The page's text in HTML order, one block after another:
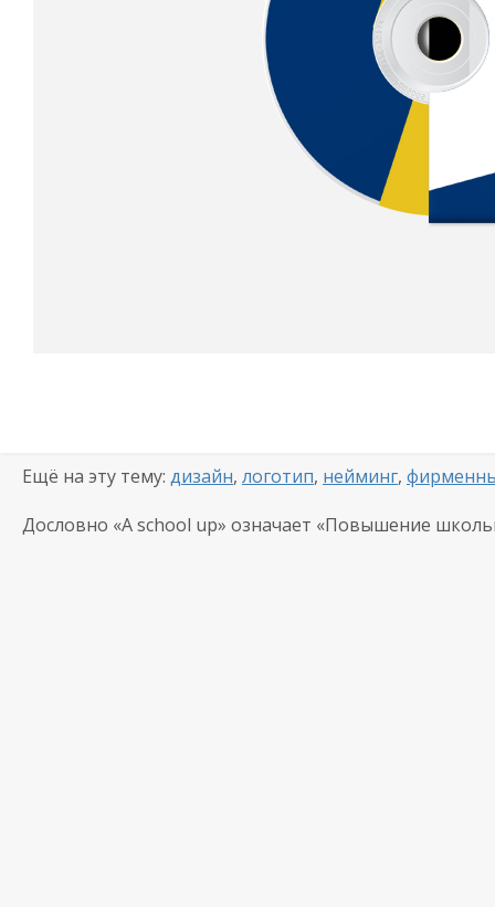
Ещё на эту тему: дизайн, логотип, нейминг,
Дословно «A school up» означает «Повышение